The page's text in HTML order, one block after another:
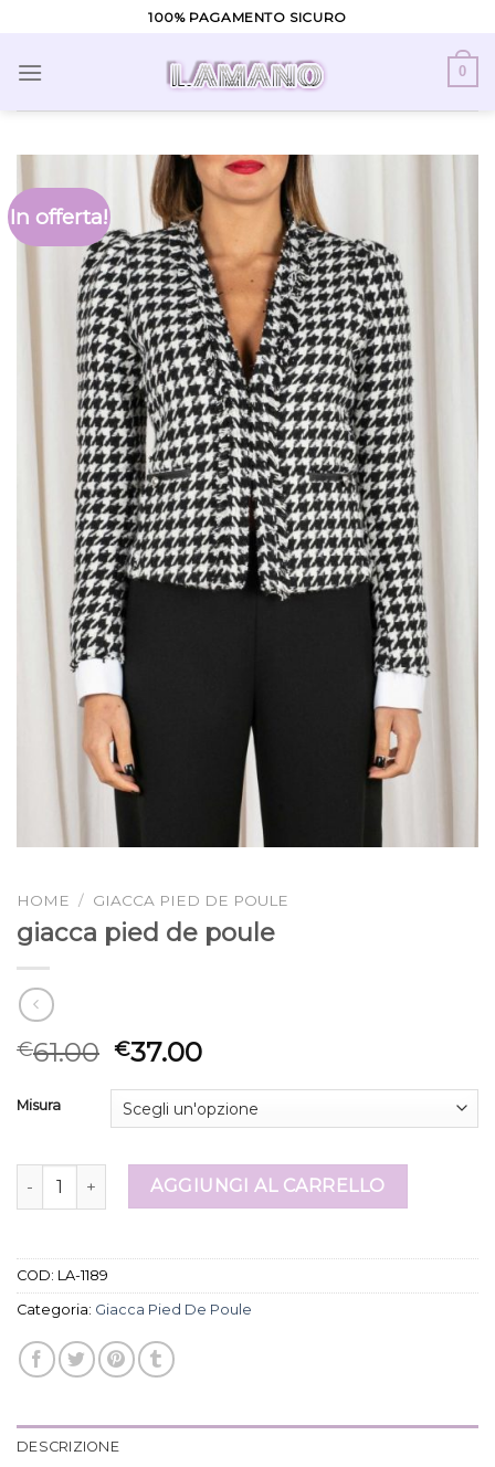
content
100% PAGAMENTO SICURO
0
In offerta!
HOME / GIACCA PIED DE POULE
giacca pied de poule
€61.00 €37.00
Misura
giacca pied de poule quantitàAGGIUNGI AL CARRELLO
COD: LA-1189
Categoria: Giacca Pied De Poule
DESCRIZIONE